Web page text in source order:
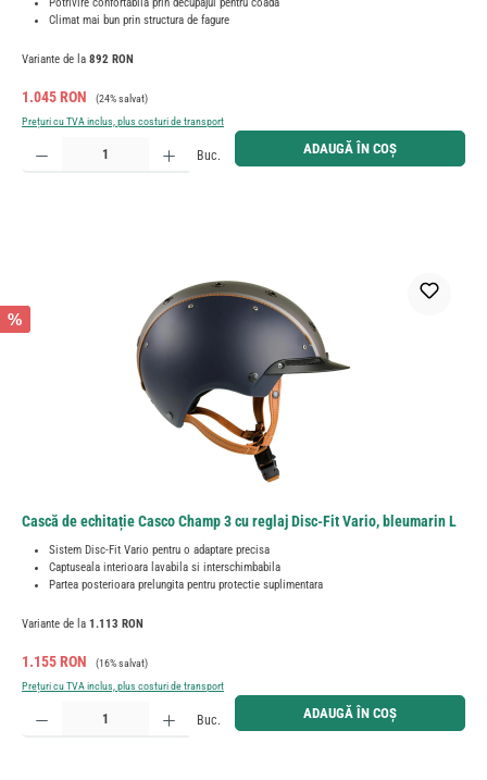
Climat mai bun prin structura de fagure
Variante de la 892 RON
Preț de vânzare:
1.045 RON Preț obișnuit:
(24% salvat)
Prețuri cu TVA inclus, plus costuri de transport
Cantitate produs: Introduceți cantitatea dorită sau utilizați butoanele pentru a mări sau micșora
Buc. ADAUGĂ ÎN COȘ
%
Cască de echitație Casco Champ 3 cu reglaj Disc-Fit Vario, bleumarin L
Sistem Disc-Fit Vario pentru o adaptare precisa
Captuseala interioara lavabila si interschimbabila
Partea posterioara prelungita pentru protectie suplimentara
Variante de la 1.113 RON
Preț de vânzare:
1.155 RON Preț obișnuit:
(16% salvat)
Prețuri cu TVA inclus, plus costuri de transport
Cantitate produs: Introduceți cantitatea dorită sau utilizați butoanele pentru a mări sau micșora
Buc. ADAUGĂ ÎN COȘ